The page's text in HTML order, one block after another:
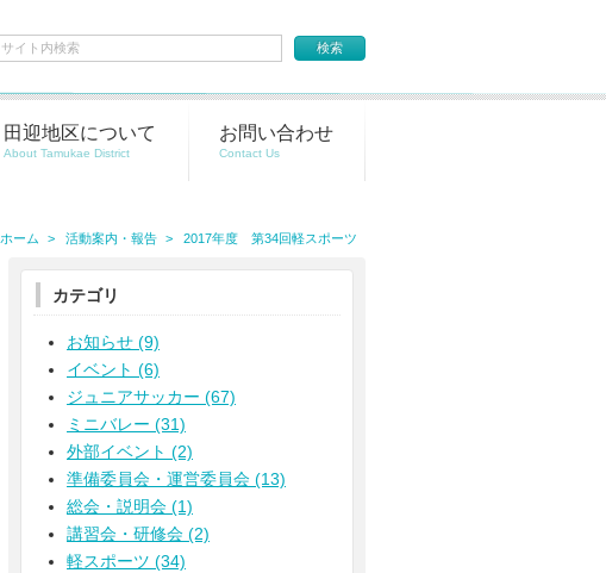
田迎地区について お問い合わせ
ホーム 活動案内・報告 2017年度 第34回軽スポーツ
カテゴリ
お知らせ (9)
イベント (6)
ジュニアサッカー (67)
ミニバレー (31)
外部イベント (2)
準備委員会・運営委員会 (13)
総会・説明会 (1)
講習会・研修会 (2)
軽スポーツ (34)